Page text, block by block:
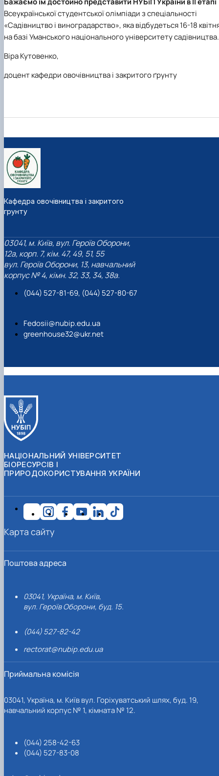
Всеукраїнської студентської олімпіади зспеціальності
«Садівництво і виноградарство»,яка відбудеться 16-18
на базі Уманського національного університету садівництва.
Віра Кутовенко,
доцент кафедри овочівництва і закритого ґрунту
Кафедра овочівництва і закритого
грунту
03041, м. Київ, вул. Героїв Оборони,
12а, корп. 7, кім. 47, 49, 51, 55
вул. Героїв Оборони, 13, навчальний
корпус № 4, кімн. 32, 33, 34, 38а.
(044) 527-81-69, (044) 527-80-67
Fedosii@nubip.edu.ua
greenhouse32@ukr.net
НАЦІОНАЛЬНИЙ УНІВЕРСИТЕТ
БІОРЕСУРСІВ І
ПРИРОДОКОРИСТУВАННЯ УКРАЇНИ
Поштова адреса
03041, Україна, м. Київ,
вул. Героїв Оборони, буд. 15.
(044) 527-82-42
rectorat@nubip.edu.ua
Приймальна комісія
03041, Україна, м. Київ вул. Горіхуватський шлях, буд. 19,
навчальний корпус № 1, кімната № 12.
(044) 258-42-63
(044) 527-83-08
Карта сайту